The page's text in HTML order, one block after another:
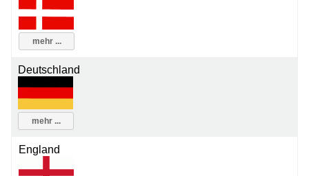
mehr ...
Deutschland
mehr ...
England